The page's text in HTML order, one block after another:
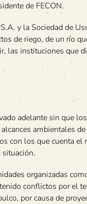
de FECON.
y la Sociedad de
de riego, de un río
las instituciones que
adelante sin que
ambientales
con los que cuenta el
situación.
organizadas
conflictos por el
por causa de